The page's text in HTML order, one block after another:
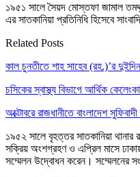
১৯৫১ সালে সৈয়দ মোস্তফা জামাল
এর সাতকানিয়া প্রতিনিধি হিসেবে
Related Posts
কাল চুনতীতে শাহ সাহেব (রহ.)’র
চসিকের স্বাস্থ্য বিভাগে আর্থিক
অক্টোবরে রাজধানীতে বাংলাদেশ
১৯৫২ সালে বৃহত্তর সাতকানিয়া থানার
সক্রিয় অংশগ্রহণ ও এপ্রিল মাসে
সম্মেলন উদ্বোধন করেন। সম্মেলনের